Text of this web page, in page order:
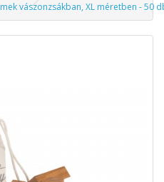
vászonzsákban, XL méretben - 50